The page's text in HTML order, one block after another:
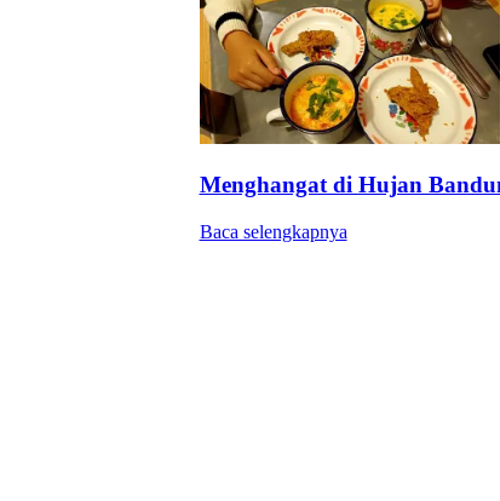
Menghangat di Hujan
Baca selengkapnya